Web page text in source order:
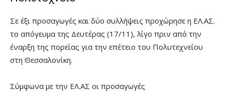
Σε έξι προσαγωγές και δύο συλλήψεις προχώρησε η ΕΛ.ΑΣ.
το απόγευμα της Δευτέρας (17/11), λίγο πριν από την
έναρξη της πορείας για την επέτειο του Πολυτεχνείου
στη Θεσσαλονίκη.
Σύμφωνα με την ΕΛ.ΑΣ οι προσαγωγές